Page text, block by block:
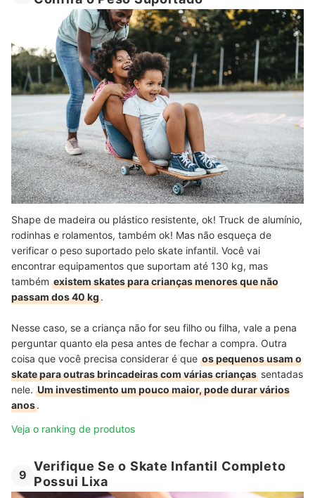
Shape de madeira ou plástico resistente, ok! Truck de alumínio,
rodinhas e rolamentos, também ok! Mas não esqueça de
verificar o peso suportado pelo skate infantil. Você vai
encontrar equipamentos que suportam até 130 kg, mas
também existem skates para crianças menores que não
passam dos 40 kg.
Nesse caso, se a criança não for seu filho ou filha, vale a pena
perguntar quanto ela pesa antes de fechar a compra. Outra
coisa que você precisa considerar é que os pequenos usam o
skate para outras brincadeiras com várias crianças sentadas
nele. Um investimento um pouco maior, pode durar vários
anos.
Veja o ranking de produtos
9
Verifique Se o Skate Infantil Completo
Possui Lixa